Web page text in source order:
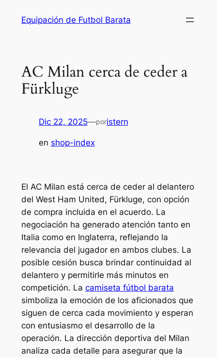
Equipación de Futbol Barata
AC Milan cerca de ceder a
Fürkluge
Dic 22, 2025—poristern
en shop-index
El AC Milan está cerca de ceder al delantero
del West Ham United, Fürkluge, con opción
de compra incluida en el acuerdo. La
negociación ha generado atención tanto en
Italia como en Inglaterra, reflejando la
relevancia del jugador en ambos clubes. La
posible cesión busca brindar continuidad al
delantero y permitirle más minutos en
competición. La camiseta fútbol barata
simboliza la emoción de los aficionados que
siguen de cerca cada movimiento y esperan
con entusiasmo el desarrollo de la
operación. La dirección deportiva del Milan
analiza cada detalle para asegurar que la